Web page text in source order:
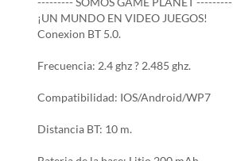
¡UN MUNDO EN VIDEO JUEGOS!
Conexion BT 5.0.
Frecuencia: 2.4 ghz ? 2.485 ghz.
Compatibilidad: IOS/Android/WP7
Distancia BT: 10 m.